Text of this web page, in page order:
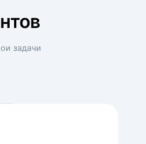
задачи